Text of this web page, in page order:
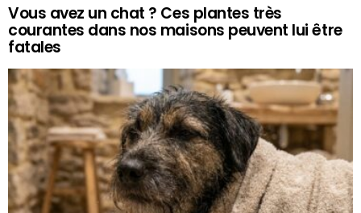
Vous avez un chat ? Ces plantes très
courantes dans nos maisons peuvent lui être
fatales